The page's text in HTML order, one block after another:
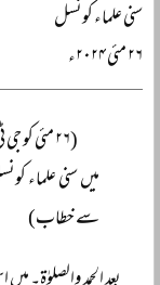
سنی علماء کونسل
۲۶ مئی ۲۰۲۴ء
(۲۶ مئی کو
میں سنی علماء
سے خطاب)